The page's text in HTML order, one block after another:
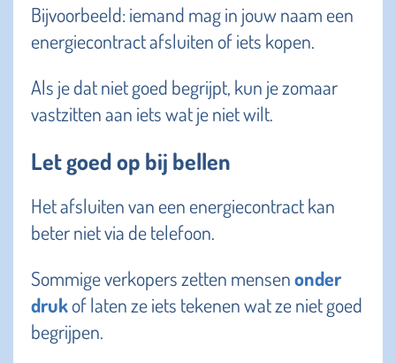
Bijvoorbeeld: iemand mag in jouw naam een
energiecontract afsluiten of iets kopen.
Als je dat niet goed begrijpt, kun je zomaar
vastzitten aan iets wat je niet wilt.
Let goed op bij bellen
Het afsluiten van een energiecontract kan
beter niet via de telefoon.
Sommige verkopers zetten mensenonder
drukof laten ze iets tekenen wat ze niet goed
begrijpen.